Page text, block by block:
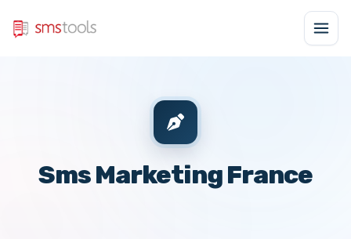
Sms Marketing France